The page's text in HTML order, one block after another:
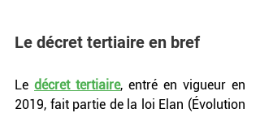
Le décret tertiaire en bref
Le décret tertiaire, entré en vigueur en
2019, fait partie de la loi Elan (Évolution